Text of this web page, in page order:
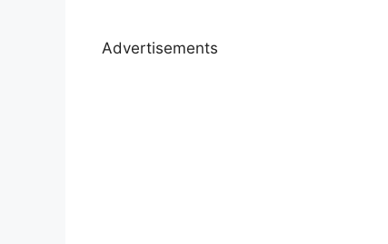
Advertisements